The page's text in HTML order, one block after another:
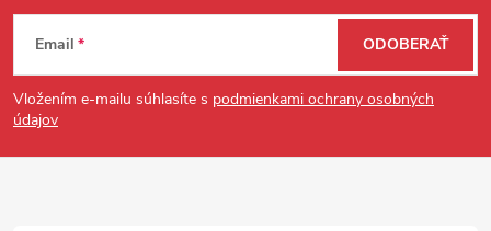
Zápätie
Email
Vložením e-mailu súhlasíte s podmienkami ochrany osobných
údajov
ODOBERAŤ